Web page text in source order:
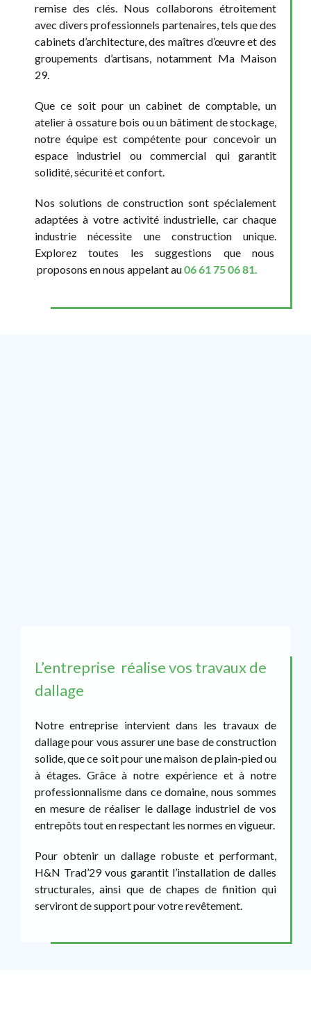
remise des clés. Nous collaborons étroitement
avec divers professionnels partenaires, tels que des
cabinets d’architecture, des maîtres d’œuvre et des
groupements d’artisans, notamment Ma Maison
29.
Que ce soit pour un cabinet de comptable, un
atelier à ossature bois ou un bâtiment de stockage,
notre équipe est compétente pour concevoir un
espace industriel ou commercial qui garantit
solidité, sécurité et confort.
Nos solutions de construction sont spécialement
adaptées à votre activité industrielle, car chaque
industrie nécessite une construction unique.
Explorez toutes les suggestions que nous
proposons en nous appelant au06 61 75 06 81.
L’entreprise réalise vos travaux de
dallage
Notre entreprise intervient dans les travaux de
dallage pour vous assurer une base de construction
solide, que ce soit pour une maison de plain-pied ou
à étages. Grâce à notre expérience et à notre
professionnalisme dans ce domaine, nous sommes
en mesure de réaliser le dallage industriel de vos
entrepôts tout en respectant les normes en vigueur.
Pour obtenir un dallage robuste et performant,
H&N Trad’29 vous garantit l’installation de dalles
structurales, ainsi que de chapes de finition qui
serviront de support pour votre revêtement.